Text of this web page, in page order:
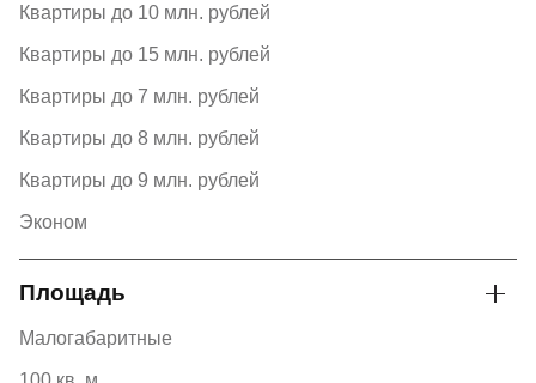
Квартиры до 10 млн. рублей
Квартиры до 15 млн. рублей
Квартиры до 7 млн. рублей
Квартиры до 8 млн. рублей
Квартиры до 9 млн. рублей
Эконом
Площадь
Малогабаритные